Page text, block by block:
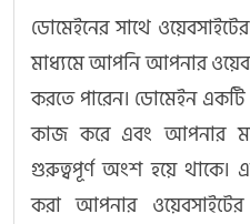
ডোমেইনের সাথে
মাধ্যমে আপনি আপনার
করতে পারেন। ডোমেইন একটি
কাজ করে এবং আপনার
গুরুত্বপূর্ণ অংশ হয়ে থাকে।
করা আপনার